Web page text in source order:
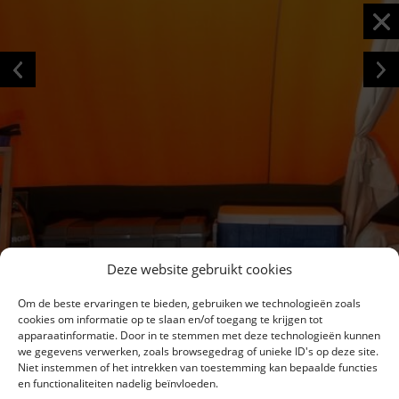
Deze website gebruikt cookies
Om de beste ervaringen te bieden, gebruiken we technologieën zoals
cookies om informatie op te slaan en/of toegang te krijgen tot
apparaatinformatie. Door in te stemmen met deze technologieën kunnen
we gegevens verwerken, zoals browsegedrag of unieke ID's op deze site.
Niet instemmen of het intrekken van toestemming kan bepaalde functies
en functionaliteiten nadelig beïnvloeden.